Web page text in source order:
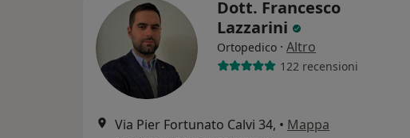
Dott. Francesco
Lazzarini
Ortopedico · Altro
122 recensioni
Via Pier Fortunato Calvi 34, • Mappa